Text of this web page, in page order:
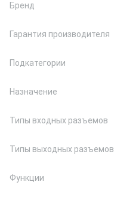
Бренд
Гарантия производителя
Подкатегории
Назначение
Типы входных разъемов
Типы выходных разъемов
Функции